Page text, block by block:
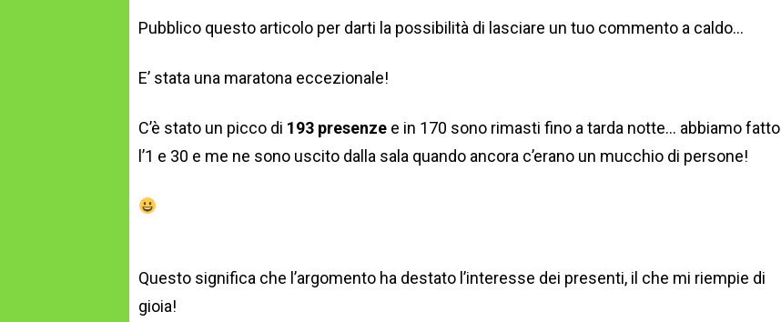
Pubblico questo articolo per darti la possibilità di lasciare un tuo commento a caldo…
E’ stata una maratona eccezionale!
C’è stato un picco di 193 presenze e in 170 sono rimasti fino a tarda notte… abbiamo fatto
l’1 e 30 e me ne sono uscito dalla sala quando ancora c’erano un mucchio di persone!
Questo significa che l’argomento ha destato l’interesse dei presenti, il che mi riempie di
gioia!